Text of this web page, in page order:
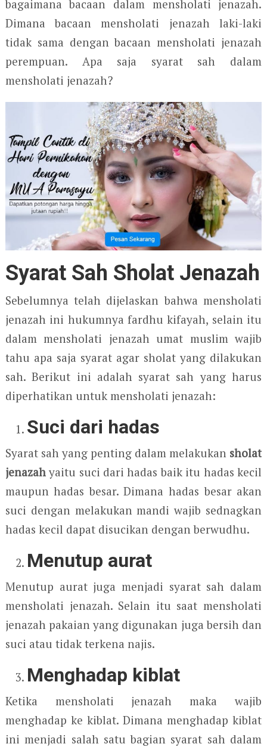
bagaimana bacaan dalam mensholati jenazah.
Dimana bacaan mensholati jenazah laki-laki
tidak sama dengan bacaan mensholati jenazah
perempuan. Apa saja syarat sah dalam
mensholati jenazah?
Syarat Sah Sholat Jenazah
Sebelumnya telah dijelaskan bahwa mensholati
jenazah ini hukumnya fardhu kifayah, selain itu
dalam mensholati jenazah umat muslim wajib
tahu apa saja syarat agar sholat yang dilakukan
sah. Berikut ini adalah syarat sah yang harus
diperhatikan untuk mensholati jenazah:
Suci dari hadas
Syarat sah yang penting dalam melakukan sholat
jenazahyaitu suci dari hadas baik itu hadas kecil
maupun hadas besar. Dimana hadas besar akan
suci dengan melakukan mandi wajib sednagkan
hadas kecil dapat disucikan dengan berwudhu.
Menutup aurat
Menutup aurat juga menjadi syarat sah dalam
mensholati jenazah. Selain itu saat mensholati
jenazah pakaian yang digunakan juga bersih dan
suci atau tidak terkena najis.
Menghadap kiblat
Ketika mensholati jenazah maka wajib
menghadap ke kiblat. Dimana menghadap kiblat
ini menjadi salah satu bagian syarat sah dalam